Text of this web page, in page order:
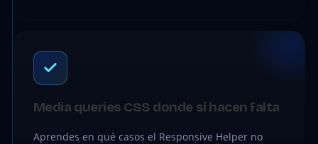
Media queries CSS donde sí hacen falta
Aprendes en qué casos el Responsive Helper no